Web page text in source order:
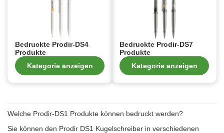
Bedruckte Prodir-DS4
Produkte
Kategorie anzeigen
Bedruckte Prodir-DS7
Produkte
Kategorie anzeigen
Welche Prodir-DS1 Produkte können bedruckt werden?
Sie können den Prodir DS1 Kugelschreiber in verschiedenen